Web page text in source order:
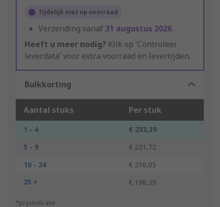
Tijdelijk niet op voorraad
Verzending vanaf31 augustus 2026
Heeft u meer nodig? Klik op 'Controleer
leverdata' voor extra voorraad en levertijden.
Bulkkorting
Aantal stuks Per stuk
1 - 4
€ 233,39
5 - 9
€ 221,72
10 - 24
€ 210,05
25 +
€ 198,39
*prijsindicatie